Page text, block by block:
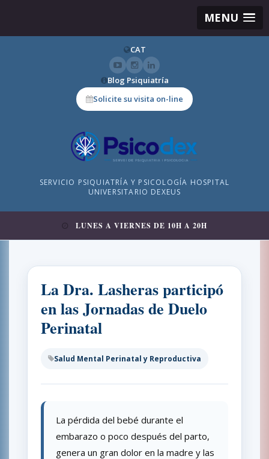
MENU
CAT
Blog Psiquiatría
Solicite su visita on-line
SERVICIO PSIQUIATRÍA Y PSICOLOGÍA HOSPITAL
UNIVERSITARIO DEXEUS
LUNES A VIERNES DE 10H A 20H
La Dra. Lasheras participó
en las Jornadas de Duelo
Perinatal
Salud Mental Perinatal y Reproductiva
La pérdida del bebé durante el
embarazo o poco después del parto,
genera un gran dolor en la madre y las